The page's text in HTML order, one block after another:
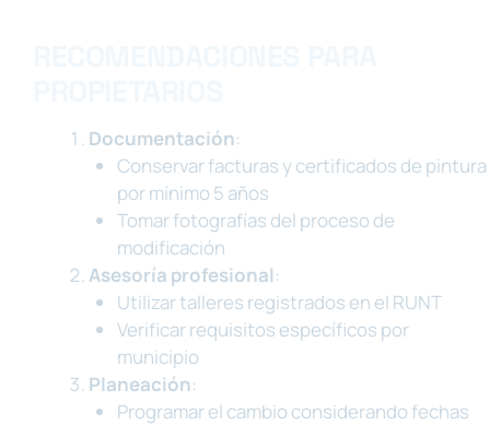
Documentación:
Conservar facturas y certificados de pintura
por mínimo 5 años
Tomar fotografías del proceso de
modificación
Asesoría profesional:
Utilizar talleres registrados en el RUNT
Verificar requisitos específicos por
municipio
Planeación:
Programar el cambio considerando fechas